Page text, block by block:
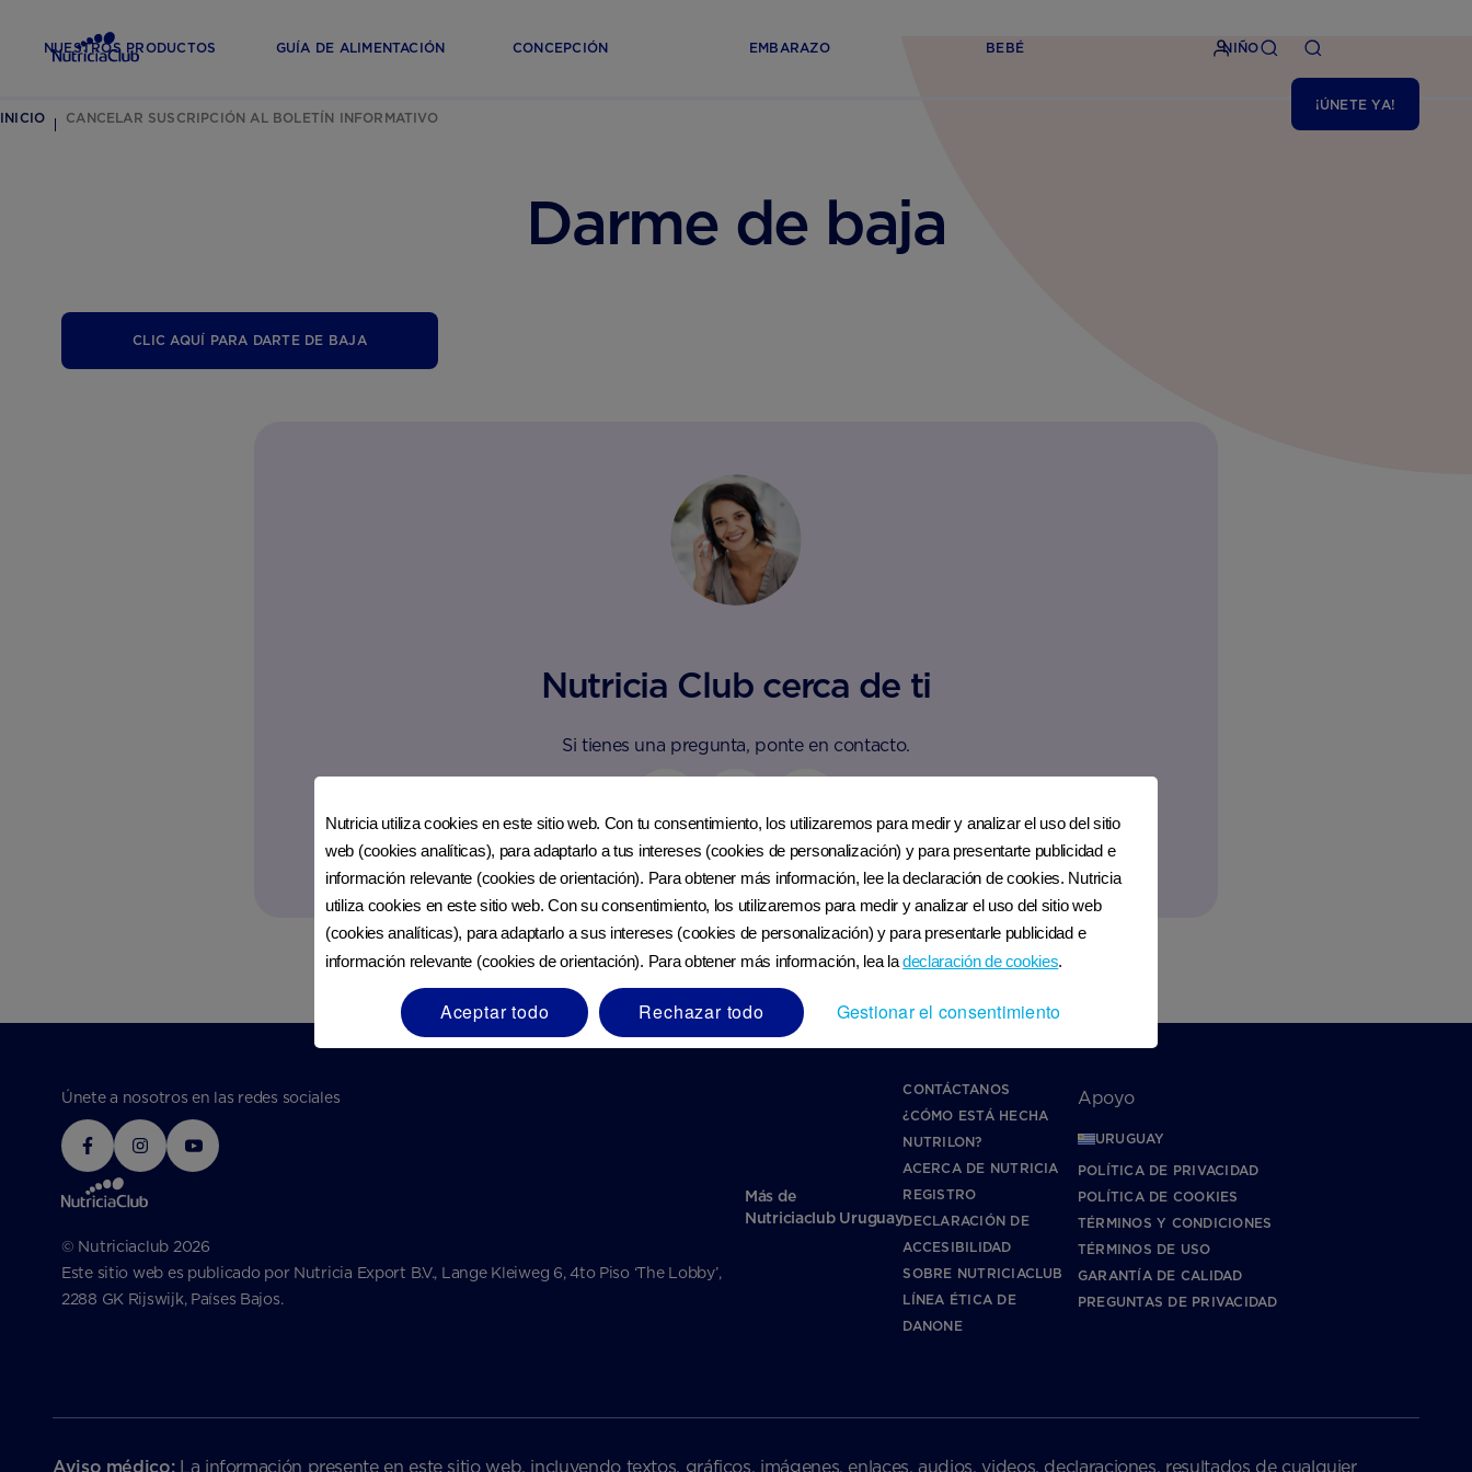
¡ÚNETE YA!
NUESTROS PRODUCTOS GUÍA DE ALIMENTACIÓN CONCEPCIÓN EMBARAZO BEBÉ NIÑO
INICIO CANCELAR SUSCRIPCIÓN AL BOLETÍN INFORMATIVO
Darme de baja
CLIC AQUÍ PARA DARTE DE BAJA
Nutricia Club cerca de ti
Si tienes una pregunta, ponte en contacto.
Facebook Messenger Instagram
Únete a nosotros en las redes sociales
© Nutriciaclub 2026
Este sitio web es publicado por Nutricia Export B.V., Lange Kleiweg 6, 4to Piso ‘The Lobby’,
2288 GK Rijswijk, Países Bajos.
Más de
Nutriciaclub Uruguay
CONTÁCTANOS
¿CÓMO ESTÁ HECHA
NUTRILON?
ACERCA DE NUTRICIA
REGISTRO
DECLARACIÓN DE
ACCESIBILIDAD
SOBRE NUTRICIACLUB
LÍNEA ÉTICA DE
DANONE
Apoyo
URUGUAY
POLÍTICA DE PRIVACIDAD
POLÍTICA DE COOKIES
TÉRMINOS Y CONDICIONES
TÉRMINOS DE USO
GARANTÍA DE CALIDAD
PREGUNTAS DE PRIVACIDAD
Aviso médico:La información presente en este sitio web, incluyendo textos, gráficos, imágenes, enlaces, audios, videos, declaraciones, resultados de cualquier
Nutricia utiliza cookies en este sitio web. Con tu consentimiento, los utilizaremos para medir y analizar el uso del sitio
web (cookies analíticas), para adaptarlo a tus intereses (cookies de personalización) y para presentarte publicidad e
información relevante (cookies de orientación). Para obtener más información, lee la declaración de cookies. Nutricia
utiliza cookies en este sitio web. Con su consentimiento, los utilizaremos para medir y analizar el uso del sitio web
(cookies analíticas), para adaptarlo a sus intereses (cookies de personalización) y para presentarle publicidad e
información relevante (cookies de orientación). Para obtener más información, lea ladeclaración de cookies.
Aceptar todo Rechazar todo Gestionar el consentimiento